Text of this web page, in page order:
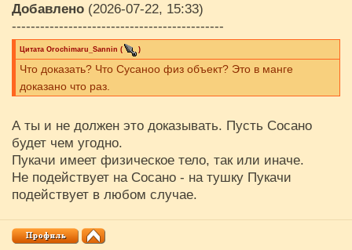
Добавлено (2026-07-22, 15:33)
---------------------------------------------
Цитата Orochimaru_Sannin ( )
Что доказать? Что Сусаноо физ объект? Это в манге
доказано что раз.
А ты и не должен это доказывать. Пусть Сосано
будет чем угодно.
Пукачи имеет физическое тело, так или иначе.
Не подействует на Сосано - на тушку Пукачи
подействует в любом случае.